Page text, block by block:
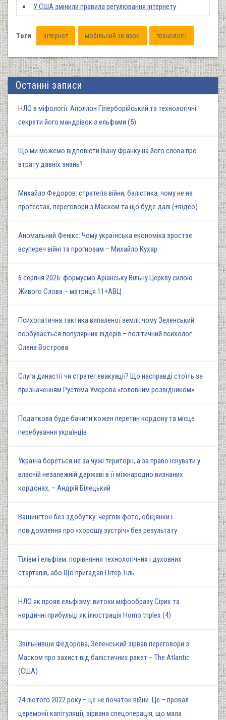
У США змінили правила регулювання інтернету
Теги інтернет мобільний зв'язок технології
Останні записи
НЛО в міфології: Аполлон Гіперборійський та технологічні
секрети його мандрівок з ельфами (5)
Що ми можемо відповісти Івану Франку на його слова про
втрату давніх знань?
Михайло Федоров: стратегія війни, балістика, чому не на
протестах, переговори з Маском та що буде далі (+відео)
Аномальний Фенікс: Чому українська економіка зростає
всупереч війні та прогнозам – Михайло Кухар
6 серпня 2026: формуємо Аріанську Вільну Церкву силою
Живого Слова – матриця 11+АВЦ
Психопатична тактика випаленої землі: чому Зеленський
позбувається популярних лідерів – політичний психолог
Олена Вострова
Слуга династії чи стратег евакуації? Що насправді стоїть за
призначенням Рустема Умєрова «головним розвідником»
Податкова буде бачити кожен перетин кордону та місце
перебування українців
Україна бореться не за чужі території, а за право існувати у
власній незалежній державі в її міжнародно визнаних
кордонах, – Андрій Білецький
Вашингтон без здобутку: чергові фото, обіцянки і
повідомлення про «хорошу зустріч» без результату
Тілізм і ельфізм: порівняння технологічних і духовних
стартапів, або Що пригадав Пітер Тіль
НЛО як прояв ельфізму: витоки міфообразу Сірих та
нордичні прибульці як ілюстрація Homo triplex (4)
Звільнивши Федорова, Зеленський зірвав переговори з
Маском про захист від балістичних ракет – The Atlantic
(США)
24 лютого 2022 року – це не початок війни. Це – провал
церемонії капітуляції, зірвана спецоперація, що мала